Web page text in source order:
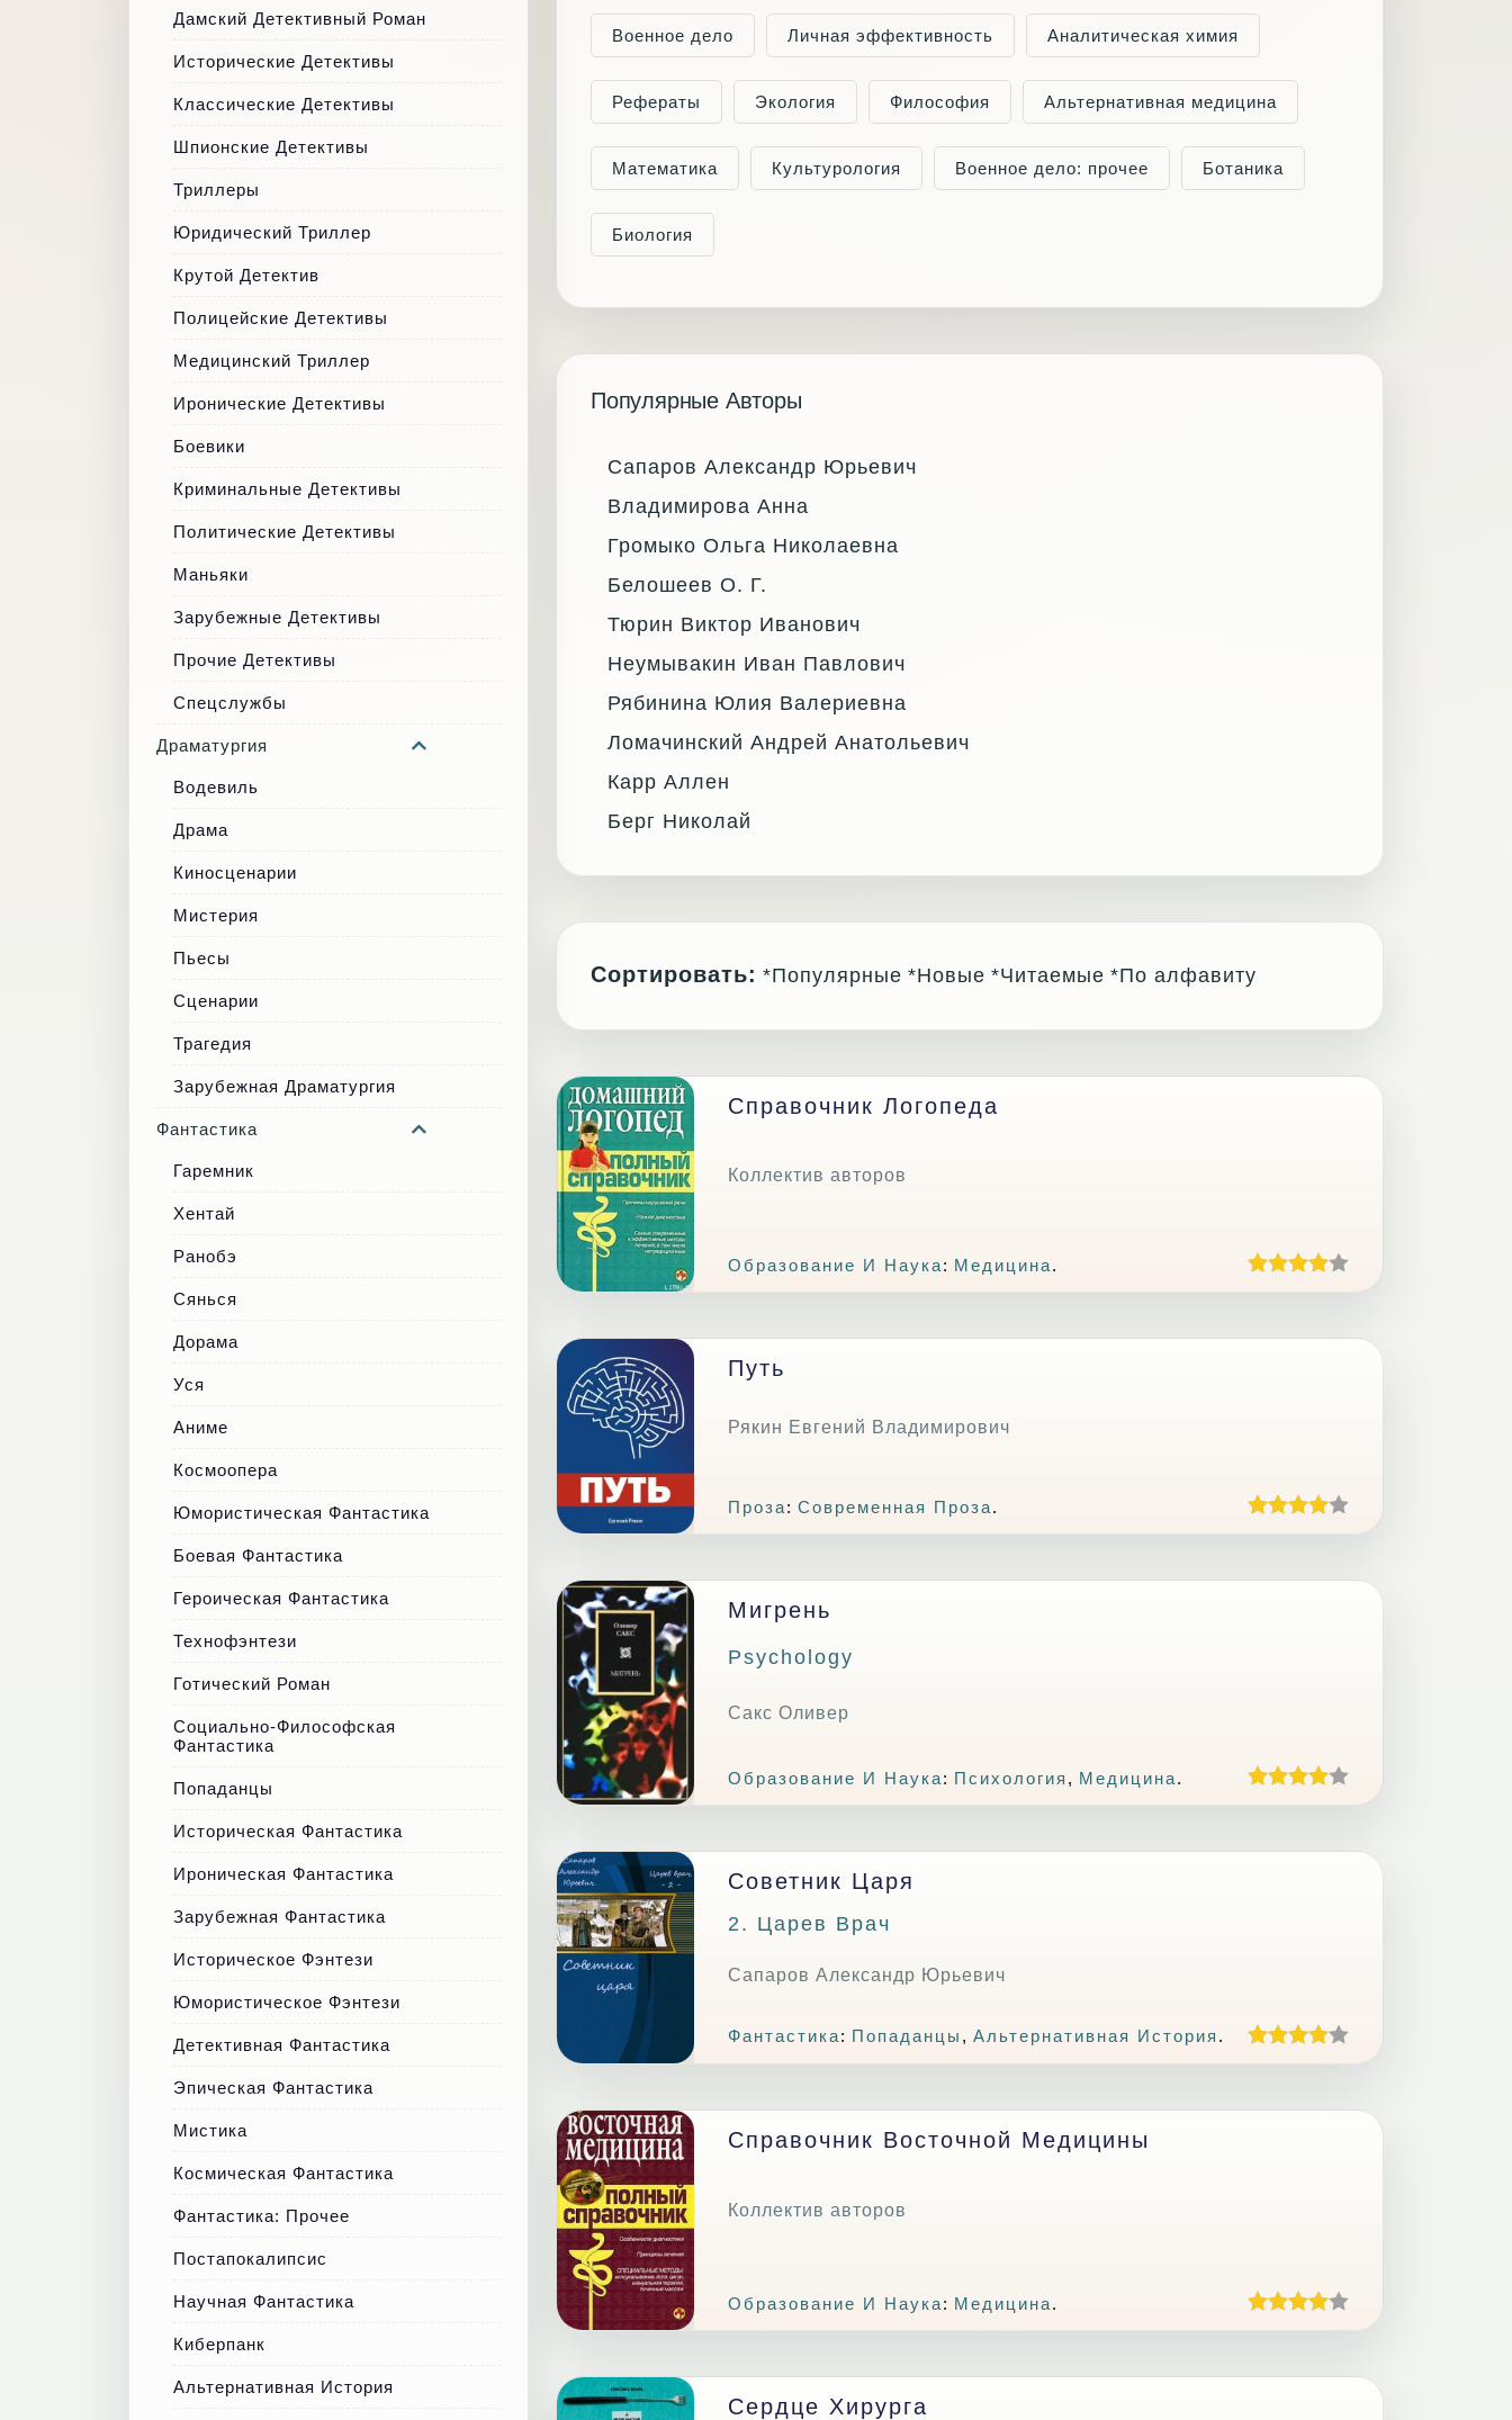
Военное дело Личная эффективность Аналитическая химия
Рефераты Экология Философия Альтернативная медицина
Математика Культурология Военное дело: прочее Ботаника
Биология
Популярные Авторы
Сапаров Александр Юрьевич
Владимирова Анна
Громыко Ольга Николаевна
Белошеев О. Г.
Тюрин Виктор Иванович
Неумывакин Иван Павлович
Рябинина Юлия Валериевна
Ломачинский Андрей Анатольевич
Карр Аллен
Берг Николай
Сортировать: *Популярные *Новые *Читаемые *По алфавиту
Справочник Логопеда
Коллектив авторов
Образование И Наука: Медицина.
Путь
Рякин Евгений Владимирович
Проза: Современная Проза.
Мигрень
Psychology
Сакс Оливер
Образование И Наука: Психология , Медицина.
Советник Царя
2. Царев Врач
Сапаров Александр Юрьевич
Фантастика: Попаданцы , Альтернативная История .
Справочник Восточной Медицины
Коллектив авторов
Образование И Наука: Медицина.
Сердце Хирурга
Дамский Детективный Роман
Исторические Детективы
Классические Детективы
Шпионские Детективы
Триллеры
Юридический Триллер
Крутой Детектив
Полицейские Детективы
Медицинский Триллер
Иронические Детективы
Боевики
Криминальные Детективы
Политические Детективы
Маньяки
Зарубежные Детективы
Прочие Детективы
Спецслужбы
Драматургия
Водевиль
Драма
Киносценарии
Мистерия
Пьесы
Сценарии
Трагедия
Зарубежная Драматургия
Фантастика
Гаремник
Хентай
Ранобэ
Сянься
Дорама
Уся
Аниме
Космоопера
Юмористическая Фантастика
Боевая Фантастика
Героическая Фантастика
Технофэнтези
Готический Роман
Социально-Философская
Фантастика
Попаданцы
Историческая Фантастика
Ироническая Фантастика
Зарубежная Фантастика
Историческое Фэнтези
Юмористическое Фэнтези
Детективная Фантастика
Эпическая Фантастика
Мистика
Космическая Фантастика
Фантастика: Прочее
Постапокалипсис
Научная Фантастика
Киберпанк
Альтернативная История